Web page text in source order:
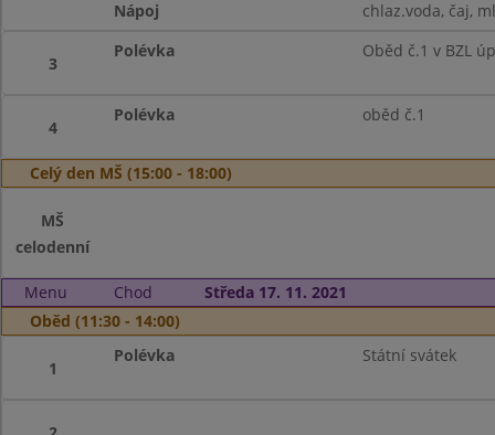
Nápoj
chlaz.voda, čaj,
3
Polévka Oběd č.1 v BZL
4
Polévka oběd č.1
Celý den MŠ (15:00 - 18:00)
MŠ
celodenní
Menu Chod
Středa 17. 11. 2021
Oběd (11:30 - 14:00)
1
Polévka Státní svátek